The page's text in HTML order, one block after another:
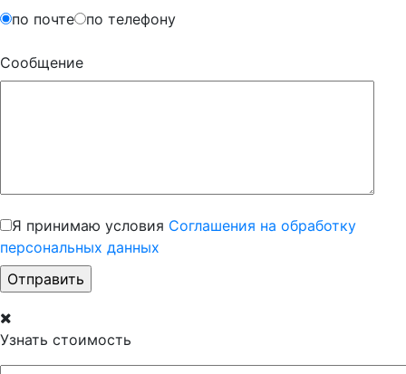
по почте
по телефону
Сообщение
Я принимаю условия Соглашения на обработку
персональных данных
Узнать стоимость